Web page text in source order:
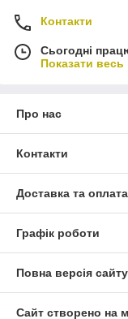
Контакти
Сьогодні
Показати весь
Про нас
Контакти
Доставка та оплата
Графік роботи
Повна версія сайту
Сайт створено на